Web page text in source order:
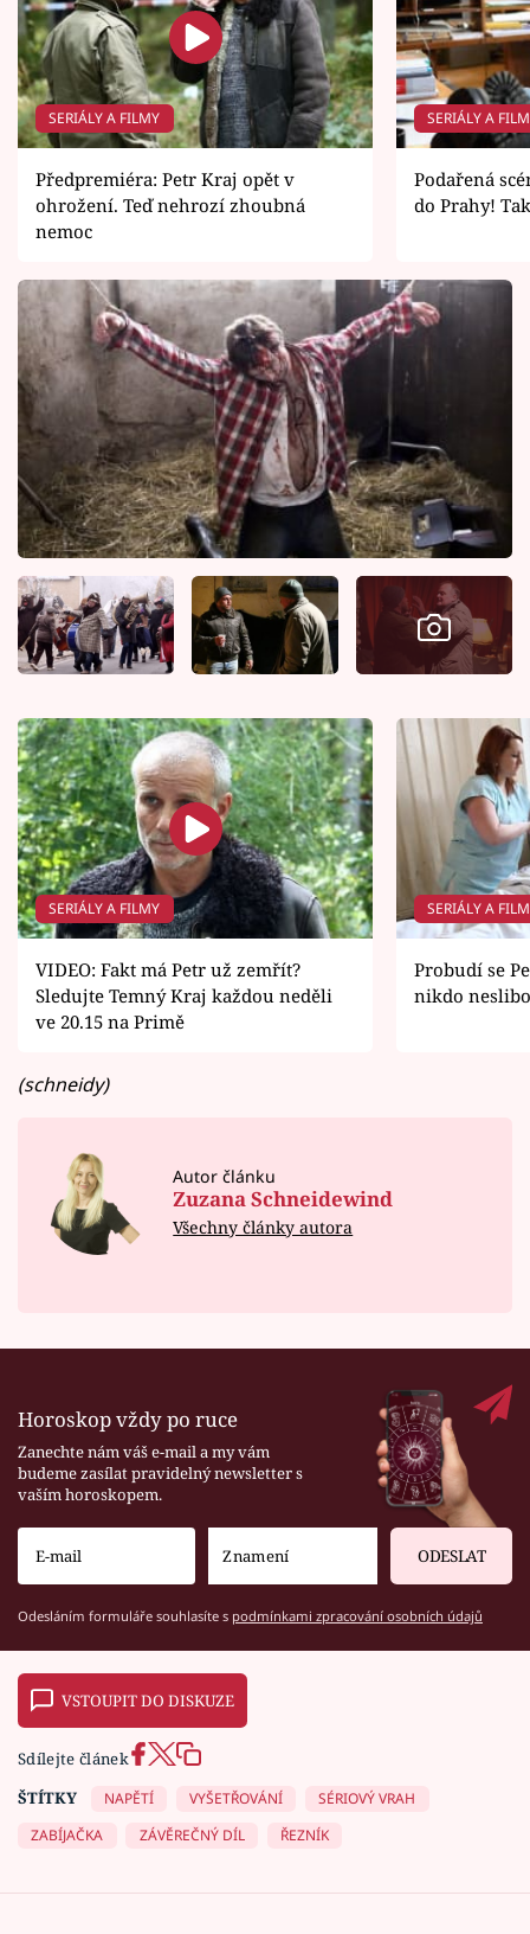
SERIÁLY A FILMY
Předpremiéra: Petr Kraj opět v
ohrožení. Teď nehrozí zhoubná
nemoc
SERIÁLY A
Podařená
do Prahy!
SERIÁLY A FILMY
VIDEO: Fakt má Petr už zemřít?
Sledujte Temný Kraj každou neděli
ve 20.15 na Primě
SERIÁLY A
Probudí se
nikdo
(schneidy)
Autor článku
Zuzana Schneidewind
Všechny články autora
Horoskop vždy po ruce
Zanechte nám váš e-mail a my vám
budeme zasílat pravidelný newsletter s
vaším horoskopem.
ODESLAT
Odesláním formuláře souhlasíte s podmínkami zpracování osobních údajů
VSTOUPIT DO DISKUZE
Sdílejte článek
ŠTÍTKY
NAPĚTÍ VYŠETŘOVÁNÍ
SÉRIOVÝ VRAH
ZABÍJAČKA
ZÁVĚREČNÝ DÍL ŘEZNÍK